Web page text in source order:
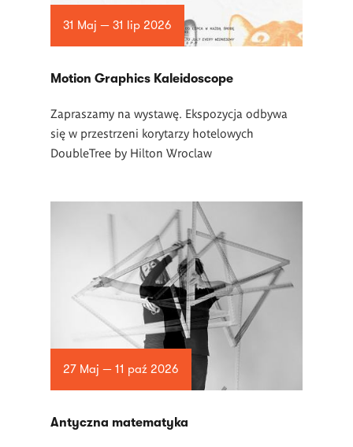
31 Maj — 31 lip 2026
Motion Graphics Kaleidoscope
Zapraszamy na wystawę. Ekspozycja odbywa
się w przestrzeni korytarzy hotelowych
DoubleTree by Hilton Wroclaw
27 Maj — 11 paź 2026
Antyczna matematyka